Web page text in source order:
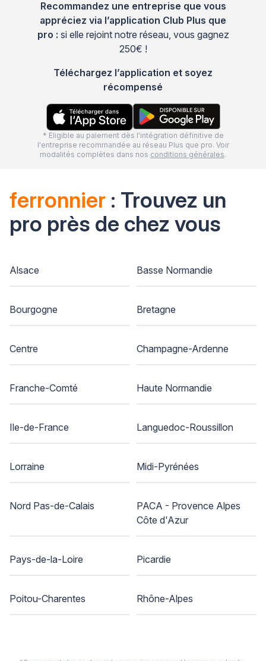
Recommandez une entreprise que vous
appréciez via l’application Club Plus que
pro : si elle rejoint notre réseau, vous gagnez
250€ !
Téléchargez l’application et soyez
récompensé
* Eligible au paiement dès l'intégration définitive de
l'entreprise recommandée au réseau Plus que pro. Voir
modalités complètes dans nos conditions générales.
ferronnier : Trouvez un
pro près de chez vous
Alsace Basse Normandie
Bourgogne Bretagne
Centre Champagne-Ardenne
Franche-Comté Haute Normandie
Ile-de-France Languedoc-Roussillon
Lorraine Midi-Pyrénées
Nord Pas-de-Calais
PACA - Provence Alpes
Côte d'Azur
Pays-de-la-Loire Picardie
Poitou-Charentes Rhône-Alpes